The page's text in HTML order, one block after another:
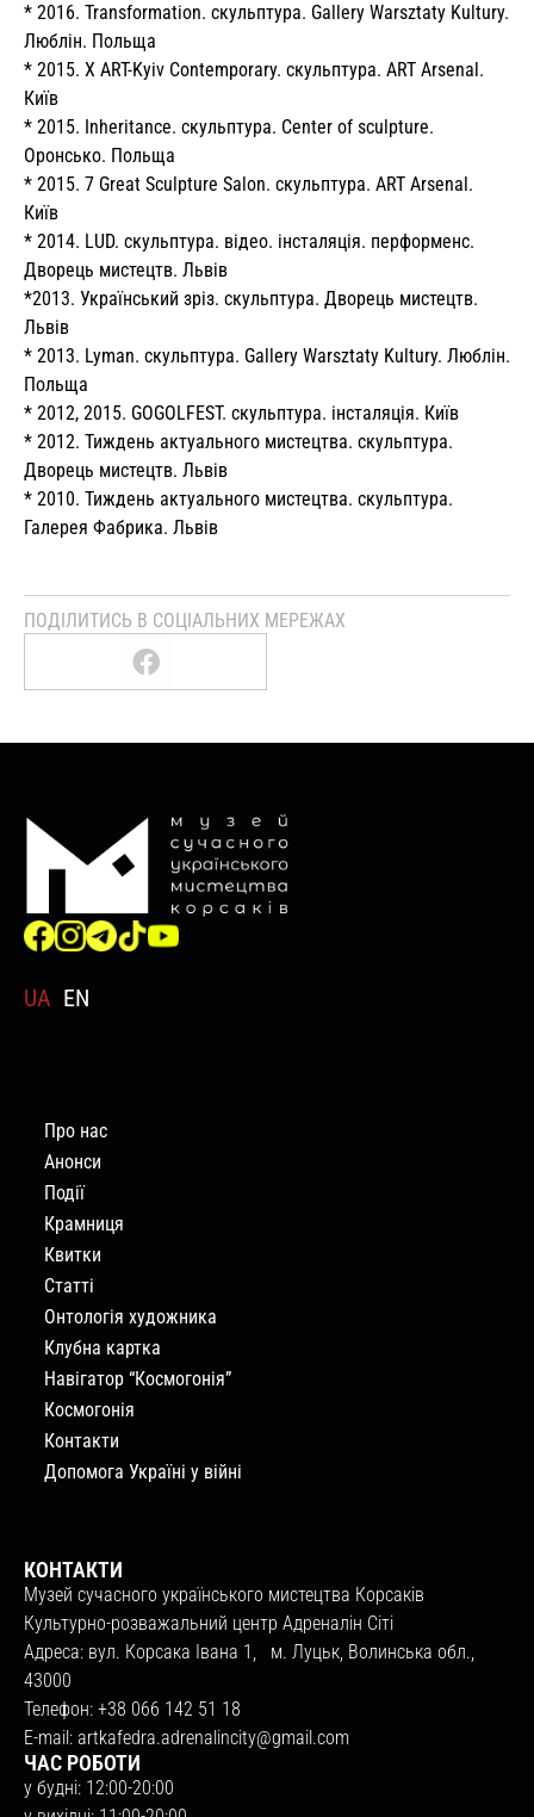
* 2016. Transformation. скульптура. Gallery Warsztaty Kultury.
Люблін. Польща
* 2015. X ART-Kyiv Contemporary. скульптура. ART Arsenal.
Київ
* 2015. Inheritance. скульптура. Center of sculpture.
Оронсько. Польща
* 2015. 7 Great Sculpture Salon. скульптура. ART Arsenal.
Київ
* 2014. LUD. скульптура. відео. інсталяція. перформенс.
Дворець мистецтв. Львів
*2013. Український зріз. скульптура. Дворець мистецтв.
Львів
* 2013. Lyman. скульптура. Gallery Warsztaty Kultury. Люблін.
Польща
* 2012, 2015. GOGOLFEST. скульптура. інсталяція. Київ
* 2012. Тиждень актуального мистецтва. скульптура.
Дворець мистецтв. Львів
* 2010. Тиждень актуального мистецтва. скульптура.
Галерея Фабрика. Львів
ПОДІЛИТИСЬ В СОЦІАЛЬНИХ МЕРЕЖАХ
UA EN
Про нас
Анонси
Події
Крамниця
Квитки
Статті
Онтологія художника
Клубна картка
Навігатор “Космогонія”
Космогонія
Контакти
Допомога Україні у війні
КОНТАКТИ
Музей сучасного українського мистецтва Корсаків
Культурно-розважальний центр Адреналін Сіті
Адреса: вул. Корсака Івана 1, м. Луцьк, Волинська обл.,
43000
Телефон: +38 066 142 51 18
E-mail: artkafedra.adrenalincity@gmail.com
ЧАС РОБОТИ
у будні: 12:00-20:00